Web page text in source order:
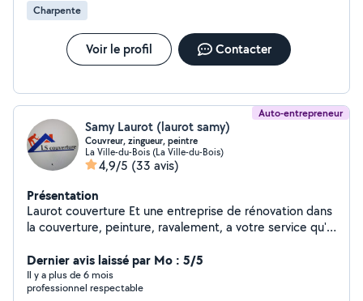
Charpente
Voir le profil Contacter
Auto-entrepreneur
Samy Laurot (laurot samy)
Couvreur, zingueur, peintre
La Ville-du-Bois (La Ville-du-Bois)
4,9/5 (33 avis)
Présentation
Laurot couverture Et une entreprise de rénovation dans
la couverture, peinture, ravalement, a votre service qu'il
extérieure(façade et boiserie), Isolation thermique,
Nettoyage de toiture et façade,Installation ou
rénovation de toiture... et bien plus encore. Nous
Dernier avis laissé par Mo : 5/5
Il y a plus de 6 mois
professionnel respectable